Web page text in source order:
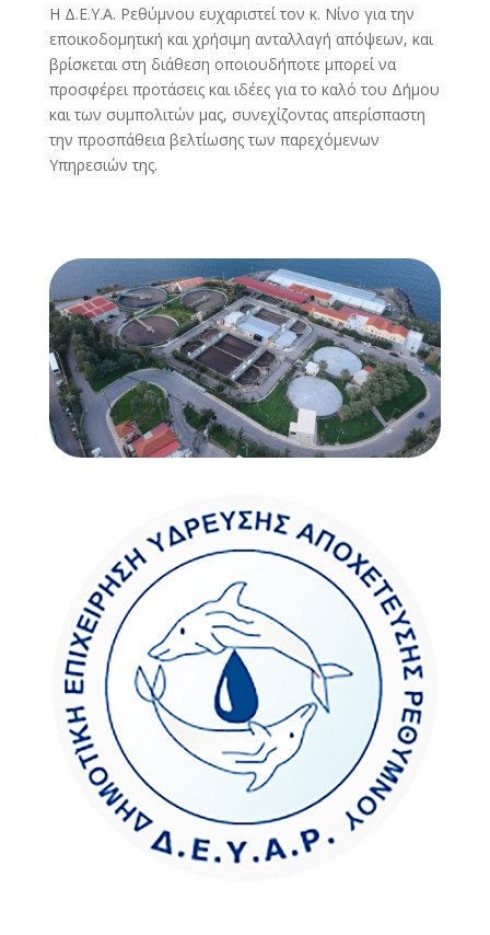
Η Δ.Ε.Υ.Α. Ρεθύμνου ευχαριστεί τον κ. Νίνο για την
εποικοδομητική και χρήσιμη ανταλλαγή απόψεων, και
βρίσκεται στη διάθεση οποιουδήποτε μπορεί να
προσφέρει προτάσεις και ιδέες για το καλό του Δήμου
και των συμπολιτών μας, συνεχίζοντας απερίσπαστη
την προσπάθεια βελτίωσης των παρεχόμενων
Υπηρεσιών της.